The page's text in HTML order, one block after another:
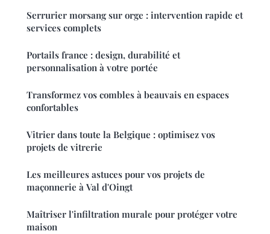
Serrurier morsang sur orge : intervention rapide et
services complets
Portails france : design, durabilité et
personnalisation à votre portée
Transformez vos combles à beauvais en espaces
confortables
Vitrier dans toute la Belgique : optimisez vos
projets de vitrerie
Les meilleures astuces pour vos projets de
maçonnerie à Val d'Oingt
Maîtriser l'infiltration murale pour protéger votre
maison